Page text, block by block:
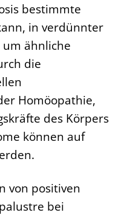
bestimmte
in verdünnter
ähnliche
die
Homöopathie,
des Körpers
können auf
von positiven
bei